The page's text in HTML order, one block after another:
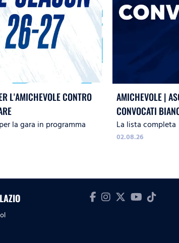
L'AMICHEVOLE CONTRO
la gara in programma
AMICHEVOLE |
CONVOCATI
La lista completa
02.08.26